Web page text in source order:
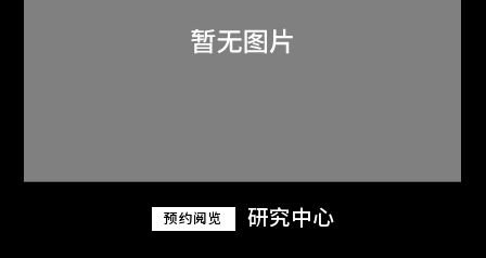
预约阅览 研究中心
关于M+藏品
探索世界顶级的二十及二十一世纪视觉